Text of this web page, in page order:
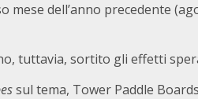
mese dell’anno precedente
tuttavia, sortito gli effetti
sul tema, Tower Paddle